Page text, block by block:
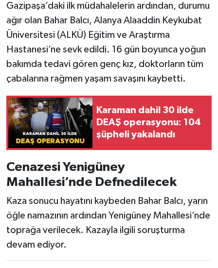
Gazipaşa’daki ilk müdahalelerin ardından, durumu
ağır olan Bahar Balcı, Alanya Alaaddin Keykubat
Üniversitesi (ALKÜ) Eğitim ve Araştırma
Hastanesi’ne sevk edildi. 16 gün boyunca yoğun
bakımda tedavi gören genç kız, doktorların tüm
çabalarına rağmen yaşam savaşını kaybetti.
Karaman dahil 30 ilde
DEAŞ operasyonu: 104
şüpheli yakalandı
Cenazesi Yenigüney
Mahallesi’nde Defnedilecek
Kaza sonucu hayatını kaybeden Bahar Balcı, yarın
öğle namazının ardından Yenigüney Mahallesi’nde
toprağa verilecek. Kazayla ilgili soruşturma
devam ediyor.